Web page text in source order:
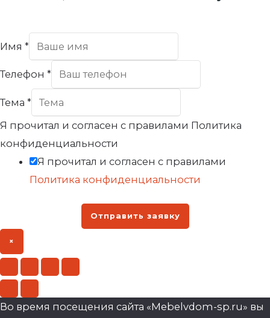
Имя *
Телефон *
Тема *
Я прочитал и согласен с правилами Политика
конфиденциальности
Я прочитал и согласен с правилами
Политика конфиденциальности
Отправить заявку
×
Во время посещения сайта «Mebelvdom-sp.ru» вы